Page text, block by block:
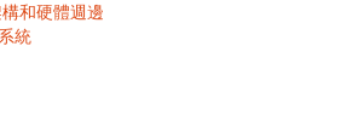
和硬體週邊
統